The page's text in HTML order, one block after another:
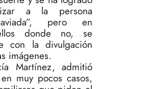
a la persona
pero en
donde no, se
con la divulgación
imágenes.
Martínez, admitió
muy pocos casos,